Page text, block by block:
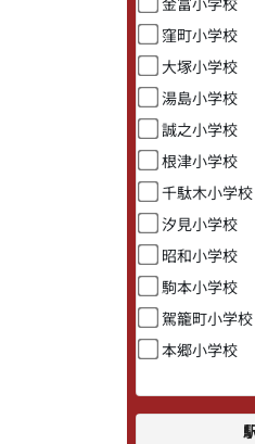
窪町小学校
大塚小学校
湯島小学校
誠之小学校
根津小学校
千駄木小学校
汐見小学校
昭和小学校
駒本小学校
駕籠町小学校
本郷小学校